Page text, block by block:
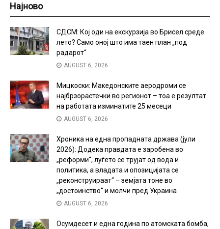
Најново
СДСМ: Кој оди на екскурзија во Брисел среде
лето? Само оној што има таен план „под
радарот“
AUGUST 6, 2026
Мицкоски: Македонските аеродроми се
најбрзорастечки во регионот – тоа е резултат
на работата изминатите 25 месеци
AUGUST 6, 2026
Хроника на една пропадната држава (јули
2026): Додека правдата е заробена во
„реформи“, луѓето се трујат од вода и
политика, а владата и опозицијата се
„реконструираат“ – земјата тоне во
„достоинство“ и молчи пред Украина
AUGUST 6, 2026
Осумдесет и една година по атомската бомба,